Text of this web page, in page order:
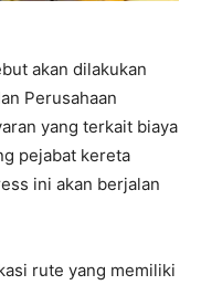
akan dilakukan
Perusahaan
yang terkait biaya
pejabat kereta
ini akan berjalan
rute yang memiliki